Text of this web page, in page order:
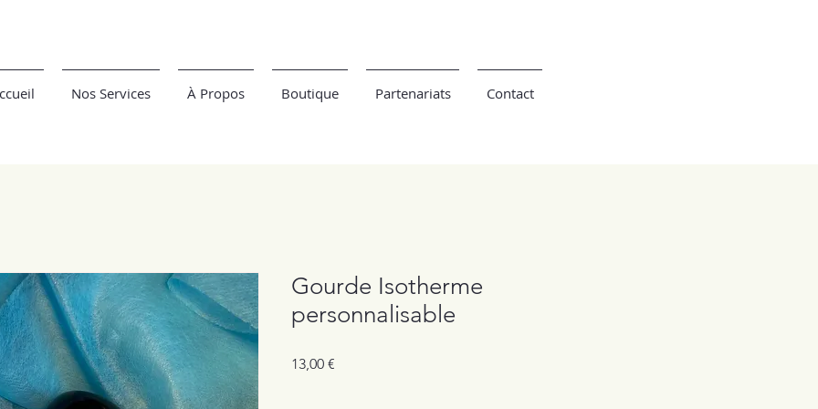
Nos Services À Propos Boutique Partenariats Contact
Gourde Isotherme
personnalisable
13,00 €